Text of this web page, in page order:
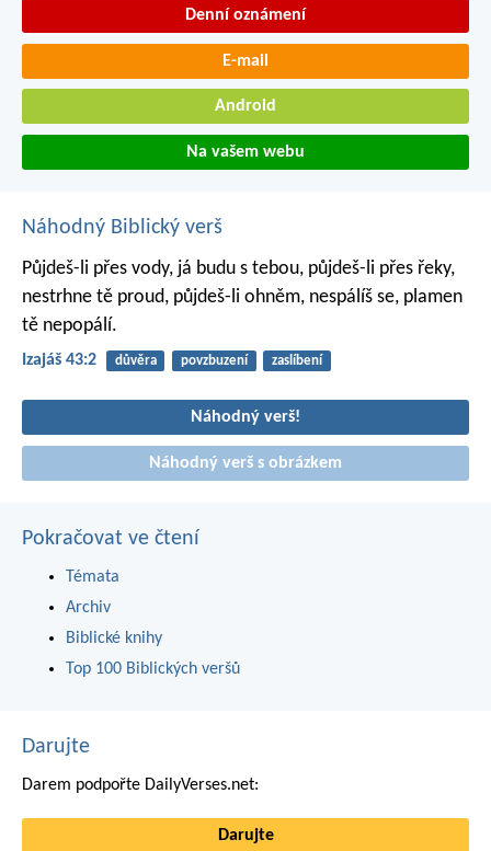
Denní oznámení
E-mail
Android
Na vašem webu
Náhodný Biblický verš
Půjdeš-li přes vody, já budu s tebou, půjdeš-li přes řeky,
nestrhne tě proud, půjdeš-li ohněm, nespálíš se, plamen
tě nepopálí.
Izajáš 43:2 důvěra povzbuzení zaslíbení
Náhodný verš!
Náhodný verš s obrázkem
Pokračovat ve čtení
Témata
Archiv
Biblické knihy
Top 100 Biblických veršů
Darujte
Darem podpořte DailyVerses.net:
Darujte